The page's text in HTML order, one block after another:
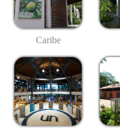
Caribe